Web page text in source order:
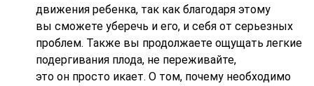
движения ребенка, так как благодаря этому
вы сможете уберечь и его, и себя от серьезных
проблем. Также вы продолжаете ощущать легкие
подергивания плода, не переживайте,
это он просто икает. О том, почему необходимо